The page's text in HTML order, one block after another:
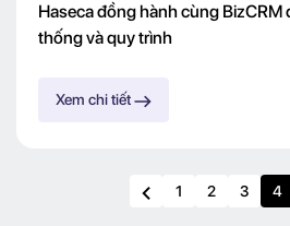
Haseca đồng hành cùng BizCRM
thống và quy trình
Xem chi tiết
1 2 3 4